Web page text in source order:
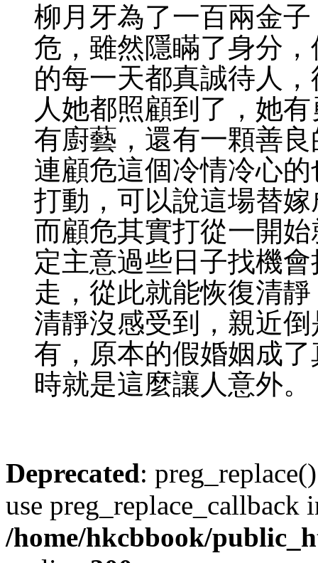
柳月牙為了一百兩金
危，雖然隱瞞了身分
的每一天都真誠待人
人她都照顧到了，她
有廚藝，還有一顆善
連顧危這個冷情冷心
打動，可以說這場替
而顧危其實打從一開
定主意過些日子找機
走，從此就能恢復清
清靜沒感受到，親近
有，原本的假婚姻成
時就是這麼讓人意外。
Deprecated:
use preg_replace_callback
/home/hkcbbook/